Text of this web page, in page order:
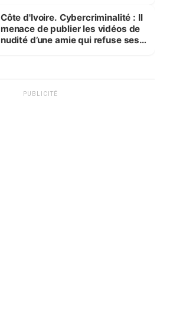
des Transports
Côte d'Ivoire. Cybercriminalité : Il
menace de publier les vidéos de
nudité d’une amie qui refuse ses
PUBLICITÉ